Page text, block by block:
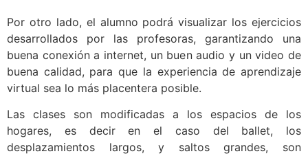
Por otro lado, el alumno podrá visualizar los ejercicios
desarrollados por las profesoras, garantizando una
buena conexión a internet, un buen audio y un video de
buena calidad, para que la experiencia de aprendizaje
virtual sea lo más placentera posible.
Las clases son modificadas a los espacios de los
hogares, es decir en el caso del ballet, los
desplazamientos largos, y saltos grandes, son